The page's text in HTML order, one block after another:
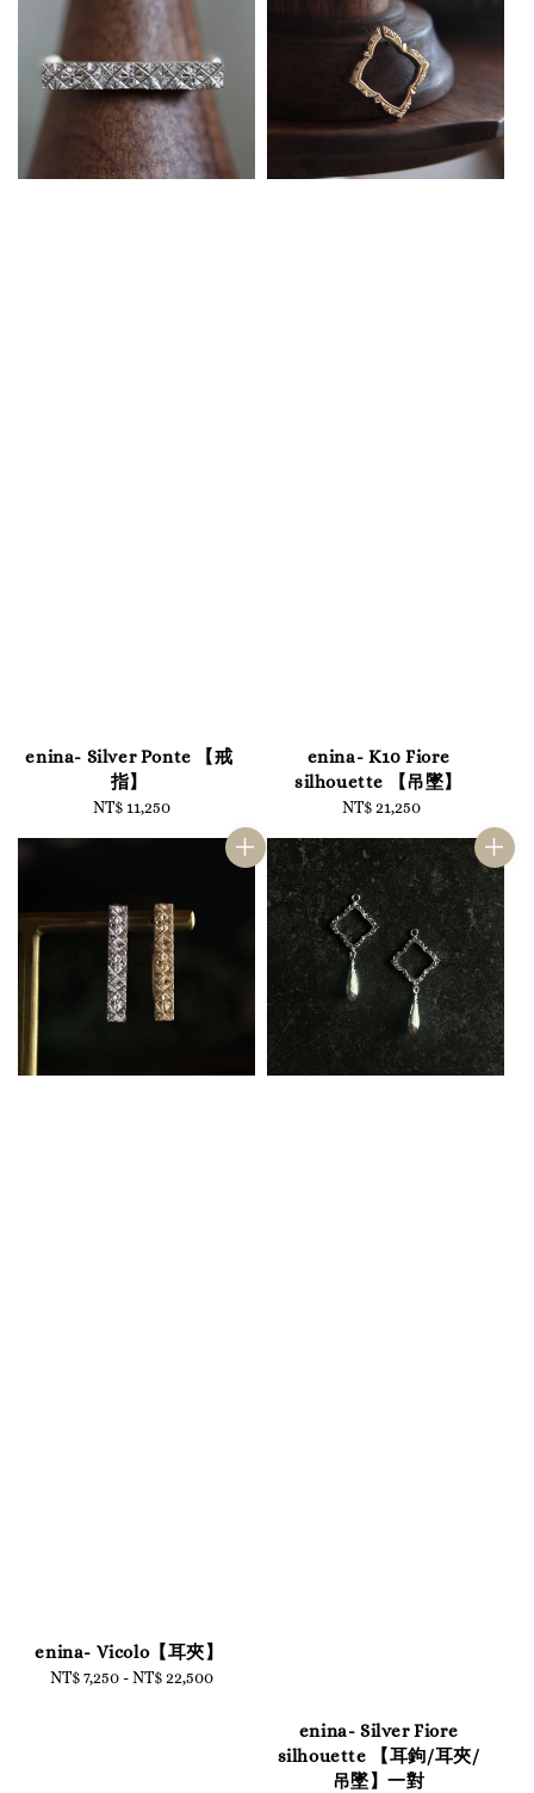
enina- Silver Ponte 【戒
指】
Regular
NT$ 11,250
enina- K10 Fiore
silhouette 【吊墜】
Regular
NT$ 21,250
enina- Vicolo【耳夾】
Regular
NT$ 7,250 -NT$ 22,500
enina- Silver Fiore
silhouette 【耳鉤/耳夾/
吊墜】一對